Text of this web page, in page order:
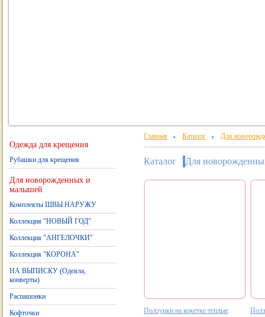
Одежда для крещения
Рубашки для крещения
Для новорожденных и
малышей
Комплекты ШВЫ НАРУЖУ
Коллекция "НОВЫЙ ГОД"
Коллекция "АНГЕЛОЧКИ"
Коллекция "КОРОНА"
НА ВЫПИСКУ (Одеяла,
конверты)
Распашонки
Кофточки
Главная ► Каталог ► Для
Каталог Для
Ползунки на кокетке теплые